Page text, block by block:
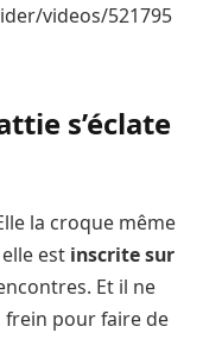
videos/521795
s’éclate
la croque même
est inscrite sur
Et il ne
frein pour faire de